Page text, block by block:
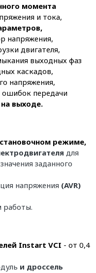
момента
и тока,
напряжения,
двигателя,
выходных фаз
каскадов,
напряжения,
ошибок передачи
выходе.
режиме,
для
заданного
напряжения (AVR)
работы.
Instart VCI - от 0,4
и дроссель